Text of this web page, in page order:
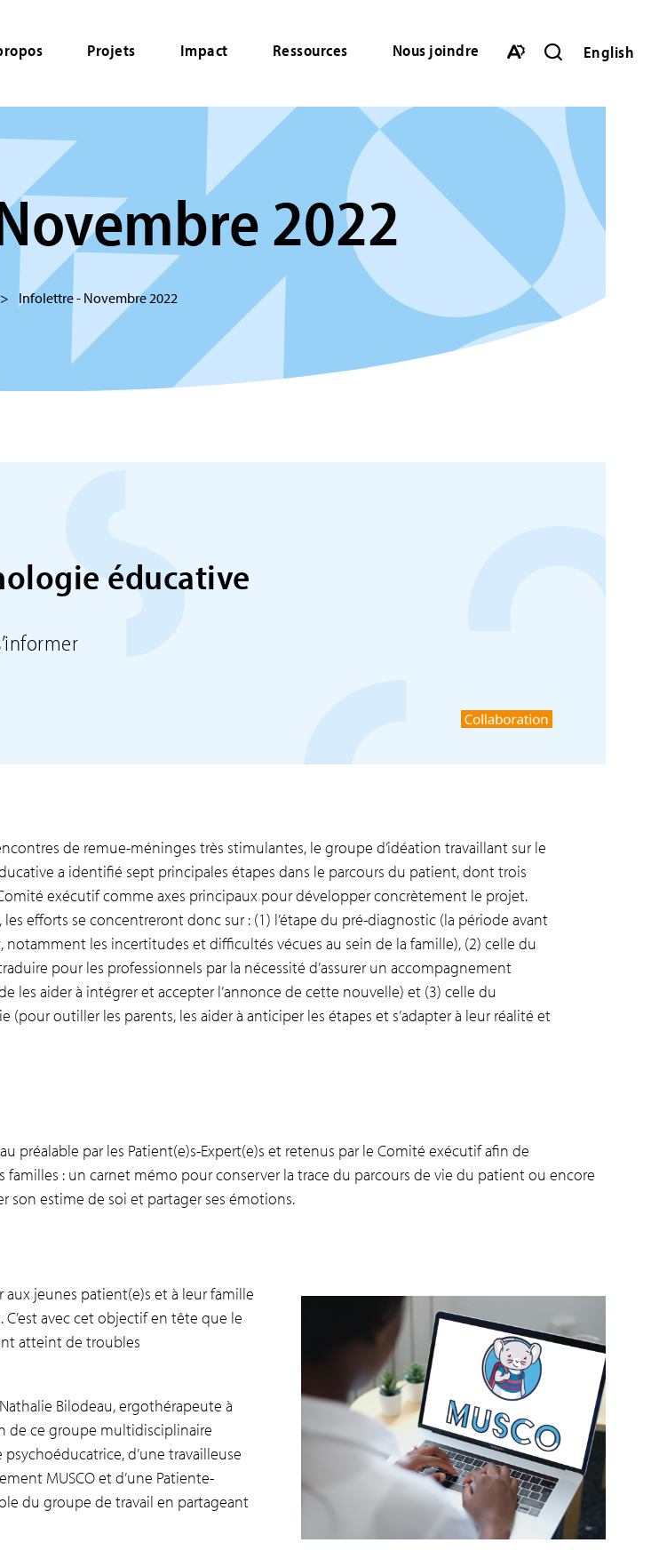
Projets Impact Ressources Nous joindre
barre
d'accessibilité.
Ouvrir
de
recherche
English
2022
Infolettre - Novembre 2022
éducative
de remue-méninges très stimulantes, le groupe d’idéation travaillant sur le
a identifié sept principales étapes dans le parcours du patient, dont trois
exécutif comme axes principaux pour développer concrètement le projet.
les efforts se concentreront donc sur : (1) l’étape du pré-diagnostic (la période avant
notamment les incertitudes et difficultés vécues au sein de la famille), (2) celle du
pour les professionnels par la nécessité d’assurer un accompagnement
les aider à intégrer et accepter l’annonce de cette nouvelle) et (3) celle du
(pour outiller les parents, les aider à anticiper les étapes et s’adapter à leur réalité et
par les Patient(e)s-Expert(e)s et retenus par le Comité exécutif afin de
: un carnet mémo pour conserver la trace du parcours de vie du patient ou encore
son estime de soi et partager ses émotions.
jeunes patient(e)s et à leur famille
avec cet objectif en tête que le
atteint de troubles
Bilodeau, ergothérapeute à
de ce groupe multidisciplinaire
d’une travailleuse
MUSCO et d’une Patiente-
du groupe de travail en partageant